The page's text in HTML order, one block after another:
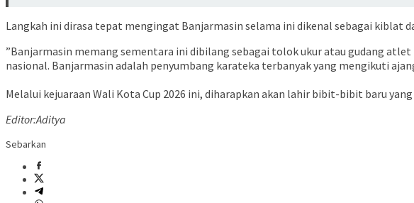
​Langkah ini dirasa tepat mengingat Banjarmasin selama ini dikenal sebagai kiblat
​”Banjarmasin memang sementara ini dibilang sebagai tolok ukur atau gudang
nasional. Banjarmasin adalah penyumbang karateka terbanyak yang mengikuti
Melalui kejuaraan Wali Kota Cup 2026 ini, diharapkan akan lahir bibit-bibit baru
Editor:Aditya
Sebarkan